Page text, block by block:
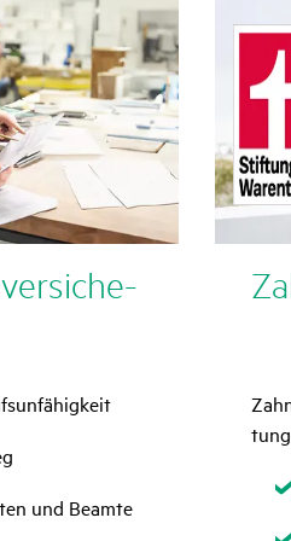
und Beamte